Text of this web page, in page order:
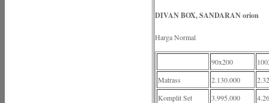
DIVAN BOX, SANDARAN orion
Harga Normal
90x200
Matrass
2.130.000
Komplit Set
3.995.000